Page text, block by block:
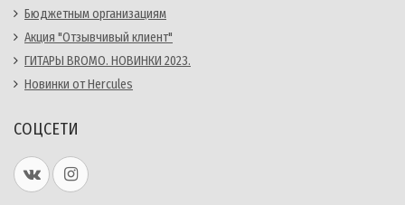
Бюджетным организациям
Акция "Отзывчивый клиент"
ГИТАРЫ BROMO. НОВИНКИ 2023.
Новинки от Hercules
СОЦСЕТИ